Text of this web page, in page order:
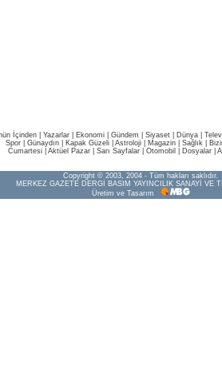
İçinden Yazarlar Ekonomi Gündem Siyaset Dünya |
Spor
Günaydın Kapak Güzeli Astroloji Magazin Sağlık
Cumartesi| Aktüel Pazar| Sarı Sayfalar| Otomobil Dosyalar|
Copyright © 2003, 2004 - Tüm hakları saklıdır.
MERKEZ GAZETE DERGİ BASIM YAYINCILIK SANAYİ VE
Üretim ve Tasarım